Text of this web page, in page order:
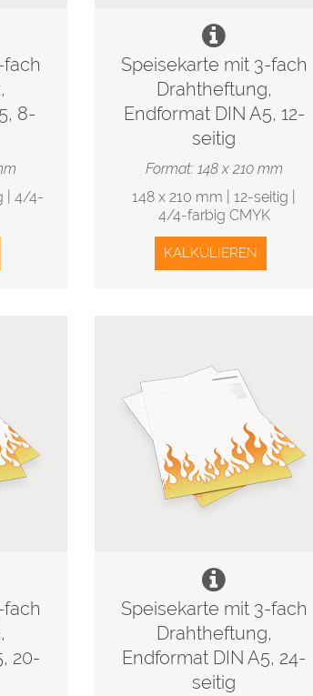
8-
| 4/4-
Speisekarte mit 3-fach
Drahtheftung,
Endformat DIN A5, 12-
seitig
Format: 148 x 210 mm
148 x 210 mm | 12-seitig |
4/4-farbig CMYK
KALKULIEREN
20-
Speisekarte mit 3-fach
Drahtheftung,
Endformat DIN A5, 24-
seitig